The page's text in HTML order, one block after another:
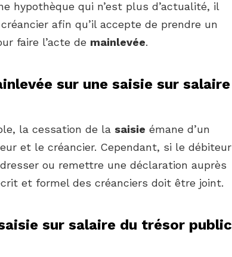
hypothèque qui n’est plus d’actualité, il
afin qu’il accepte de prendre un
faire l’acte de mainlevée.
sur une saisie sur salaire
la cessation de la saisie émane d’un
et le créancier. Cependant, si le débiteur
ou remettre une déclaration auprès
et formel des créanciers doit être joint.
sur salaire du trésor public